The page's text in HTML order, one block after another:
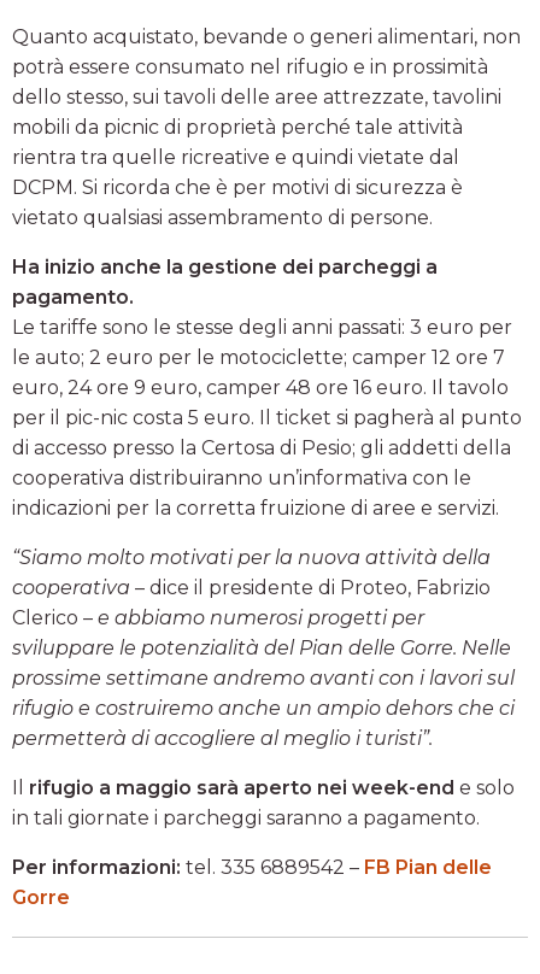
Quanto acquistato, bevande o generi alimentari, non
potrà essere consumato nel rifugio e in prossimità
dello stesso, sui tavoli delle aree attrezzate, tavolini
mobili da picnic di proprietà perché tale attività
rientra tra quelle ricreative e quindi vietate dal
DCPM. Si ricorda che è per motivi di sicurezza è
vietato qualsiasi assembramento di persone.
Ha inizio anche la gestione dei parcheggi a
pagamento.
Le tariffe sono le stesse degli anni passati: 3 euro per
le auto; 2 euro per le motociclette; camper 12 ore 7
euro, 24 ore 9 euro, camper 48 ore 16 euro. Il tavolo
per il pic-nic costa 5 euro. Il ticket si pagherà al punto
di accesso presso la Certosa di Pesio; gli addetti della
cooperativa distribuiranno un’informativa con le
indicazioni per la corretta fruizione di aree e servizi.
“Siamo molto motivati per la nuova attività della
cooperativa – dice il presidente di Proteo, Fabrizio
Clerico – e abbiamo numerosi progetti per
sviluppare le potenzialità del Pian delle Gorre. Nelle
prossime settimane andremo avanti con i lavori sul
rifugio e costruiremo anche un ampio dehors che ci
permetterà di accogliere al meglio i turisti”.
Il rifugio a maggio sarà aperto nei week-end e solo
in tali giornate i parcheggi saranno a pagamento.
Per informazioni: tel. 335 6889542 – FB Pian delle
Gorre